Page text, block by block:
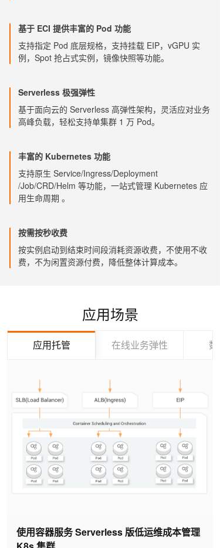
基于 ECI 提供丰富的 Pod 功能
支持指定 Pod 底层规格，支持挂载 EIP，vGPU 实
例，Spot 抢占式实例，镜像快照等功能。
Serverless 极强弹性
基于面向云的 Serverless 高弹性架构，灵活应对业务
高峰负载，轻松支持单集群 1 万 Pod。
丰富的 Kubernetes 功能
支持原生 Service/Ingress/Deployment
/Job/CRD/Helm 等功能，一站式管理 Kubernetes 应
用生命周期 。
按需按秒收费
按实例启动到结束时间段消耗资源收费，不使用不收
费，不为闲置资源付费，降低整体计算成本。
应用场景
应用托管 在线业务弹性 数
使用容器服务 Serverless 版低运维成本管理